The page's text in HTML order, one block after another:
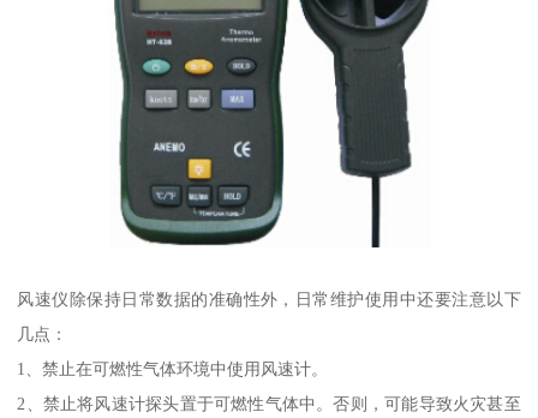
风速仪除保持日常数据的准确性外，日常维护使用中还要注意以下
几点：
1、禁止在可燃性气体环境中使用风速计。
2、禁止将风速计探头置于可燃性气体中。否则，可能导致火灾甚至